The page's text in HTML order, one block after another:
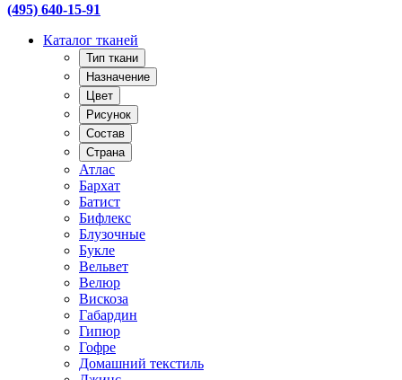
(495) 640-15-91
Каталог тканей
Тип ткани
Назначение
Цвет
Рисунок
Состав
Страна
Атлас
Бархат
Батист
Бифлекс
Блузочные
Букле
Вельвет
Велюр
Вискоза
Габардин
Гипюр
Гофре
Домашний текстиль